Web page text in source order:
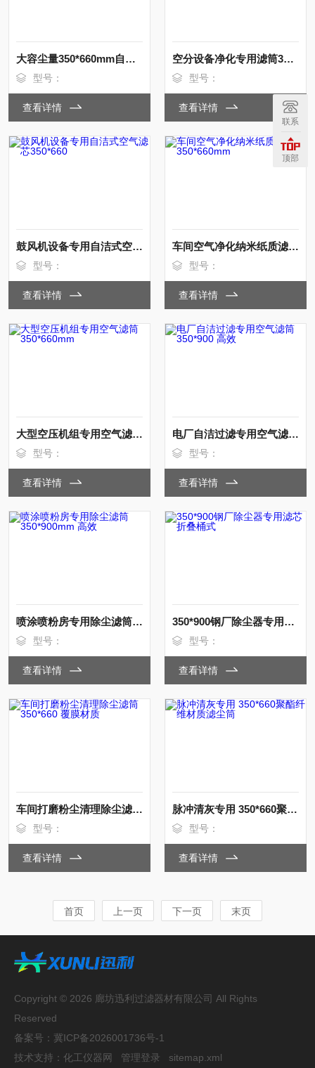
大容尘量350*660mm自洁式空气滤筒
型号：
查看详情
空分设备净化专用滤筒350*660mm折叠式
型号：
查看详情
鼓风机设备专用自洁式空气滤芯350*660
型号：
查看详情
车间空气净化纳米纸质滤筒350*660mm
型号：
查看详情
大型空压机组专用空气滤筒350*660mm
型号：
查看详情
电厂自洁过滤专用空气滤筒350*900 高效
型号：
查看详情
喷涂喷粉房专用除尘滤筒350*900mm 高效
型号：
查看详情
350*900钢厂除尘器专用滤芯 折叠桶式
型号：
查看详情
车间打磨粉尘清理除尘滤筒350*660 覆膜材质
型号：
查看详情
脉冲清灰专用 350*660聚酯纤维材质滤尘筒
型号：
查看详情
首页 上一页 下一页 末页
Copyright © 2026 廊坊迅利过滤器材有限公司 All Rights
Reserved
备案号： 冀ICP备2026001736号-1
技术支持： 化工仪器网 管理登录 sitemap.xml
联系
顶部